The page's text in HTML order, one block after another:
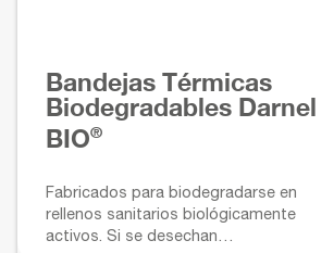
Bandejas Térmicas
Biodegradables Darnel
BIO®
Fabricados para biodegradarse en
rellenos sanitarios biológicamente
activos. Si se desechan